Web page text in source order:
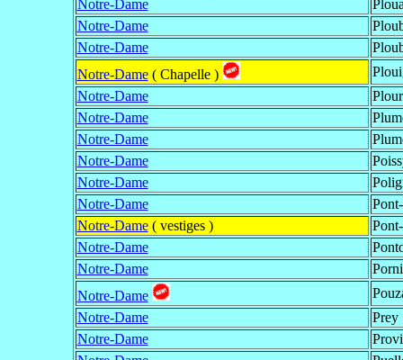
Notre-Dame
Notre-Dame
Notre-Dame
Notre-Dame( Chapelle )
Notre-Dame
Notre-Dame
Notre-Dame
Notre-Dame
Notre-Dame
Notre-Dame
Notre-Dame( vestiges )
Notre-Dame
Notre-Dame
Notre-Dame
Notre-Dame
Prey
Notre-Dame